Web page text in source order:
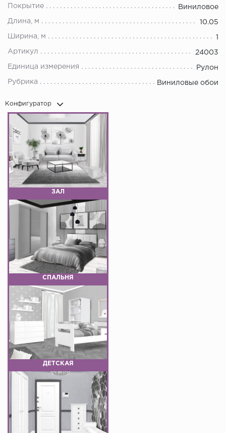
Покрытие Виниловое
Длина, м 10.05
Ширина, м
Артикул 24003
Единица измерения Рулон
Рубрика Виниловые обои
Конфигуратор
ЗАЛ
СПАЛЬНЯ
ДЕТСКАЯ